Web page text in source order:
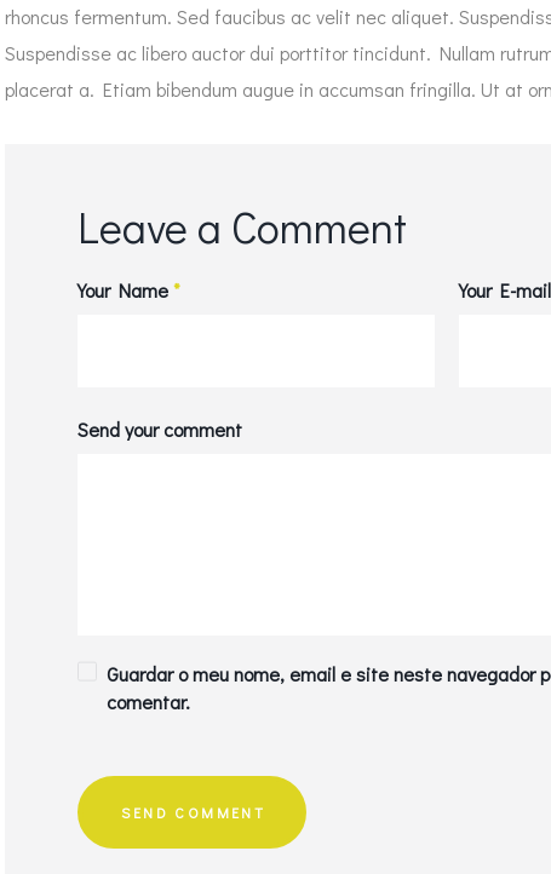
rhoncus fermentum. Sed faucibus ac velit nec aliquet.
Suspendisse ac libero auctor dui porttitor tincidunt. Nullam
placerat a. Etiam bibendum augue in accumsan fringilla. Ut at
Leave a Comment
Send your comment
Your Name* Your E-mail
Guardar o meu nome, email e site neste navegador
comentar.